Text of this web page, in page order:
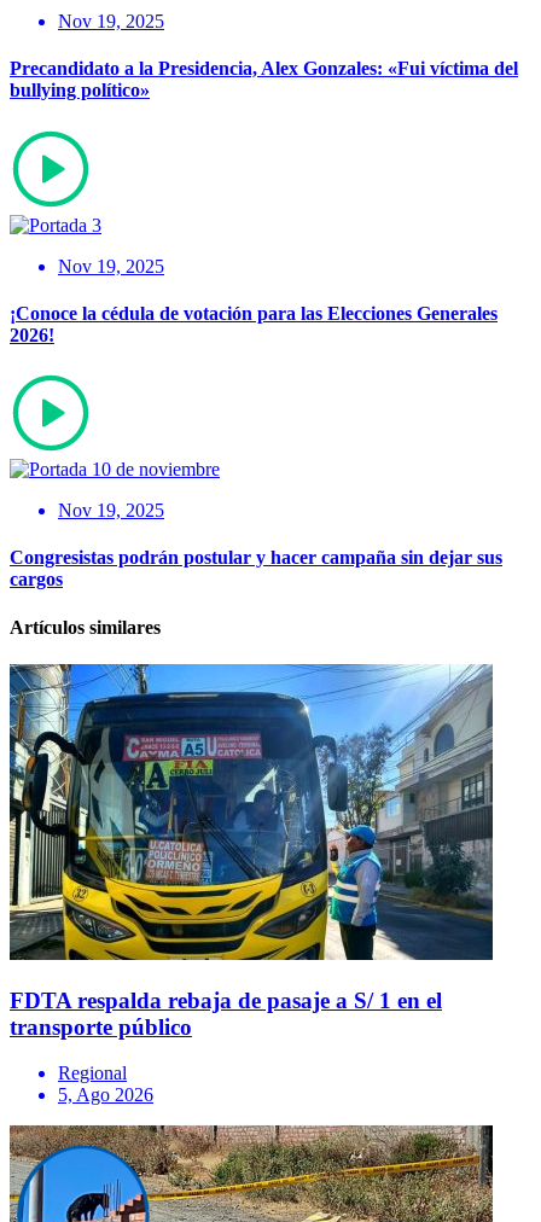
Nov 19, 2025
Precandidato a la Presidencia, Alex Gonzales: «Fui víctima del
bullying político»
Nov 19, 2025
¡Conoce la cédula de votación para las Elecciones Generales
2026!
Nov 19, 2025
Congresistas podrán postular y hacer campaña sin dejar sus
cargos
Artículos similares
FDTA respalda rebaja de pasaje a S/ 1 en el
transporte público
Regional
5, Ago 2026